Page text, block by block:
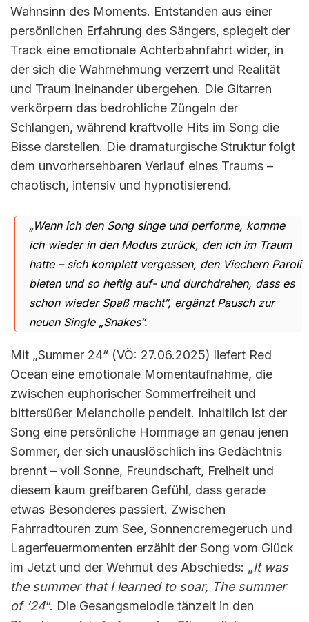
Wahnsinn des Moments. Entstanden aus einer
persönlichen Erfahrung des Sängers, spiegelt der
Track eine emotionale Achterbahnfahrt wider, in
der sich die Wahrnehmung verzerrt und Realität
und Traum ineinander übergehen. Die Gitarren
verkörpern das bedrohliche Züngeln der
Schlangen, während kraftvolle Hits im Song die
Bisse darstellen. Die dramaturgische Struktur folgt
dem unvorhersehbaren Verlauf eines Traums –
chaotisch, intensiv und hypnotisierend.
„Wenn ich den Song singe und performe, komme
ich wieder in den Modus zurück, den ich im Traum
hatte – sich komplett vergessen, den Viechern Paroli
bieten und so heftig auf- und durchdrehen, dass es
schon wieder Spaß macht“, ergänzt Pausch zur
neuen Single „Snakes“.
Mit „Summer 24“ (VÖ: 27.06.2025) liefert Red
Ocean eine emotionale Momentaufnahme, die
zwischen euphorischer Sommerfreiheit und
bittersüßer Melancholie pendelt. Inhaltlich ist der
Song eine persönliche Hommage an genau jenen
Sommer, der sich unauslöschlich ins Gedächtnis
brennt – voll Sonne, Freundschaft, Freiheit und
diesem kaum greifbaren Gefühl, dass gerade
etwas Besonderes passiert. Zwischen
Fahrradtouren zum See, Sonnencremegeruch und
Lagerfeuermomenten erzählt der Song vom Glück
im Jetzt und der Wehmut des Abschieds: „It was
the summer that I learned to soar, The summer
of ‘24“. Die Gesangsmelodie tänzelt in den